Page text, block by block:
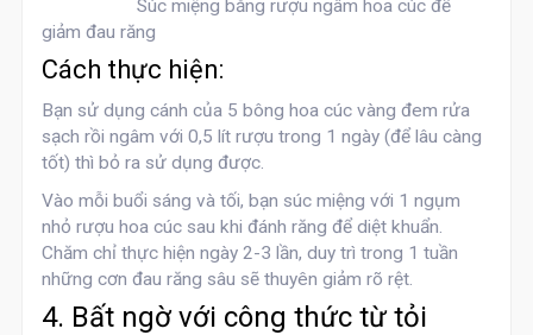
Súc miệng bằng rượu ngâm hoa cúc để
giảm đau răng
Cách thực hiện:
Bạn sử dụng cánh của 5 bông hoa cúc vàng đem rửa
sạch rồi ngâm với 0,5 lít rượu trong 1 ngày (để lâu càng
tốt) thì bỏ ra sử dụng được.
Vào mỗi buổi sáng và tối, bạn súc miệng với 1 ngụm
nhỏ rượu hoa cúc sau khi đánh răng để diệt khuẩn.
Chăm chỉ thực hiện ngày 2-3 lần, duy trì trong 1 tuần
những cơn đau răng sâu sẽ thuyên giảm rõ rệt.
4. Bất ngờ với công thức từ tỏi